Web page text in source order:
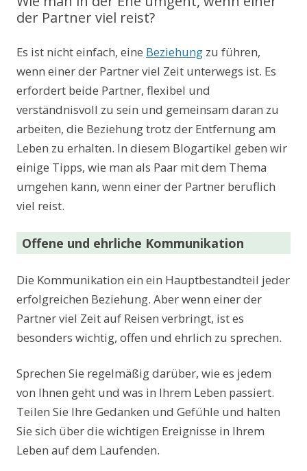
der Partner viel reist?
Es ist nicht einfach, eine Beziehung zu führen,
wenn einer der Partner viel Zeit unterwegs ist. Es
erfordert beide Partner, flexibel und
verständnisvoll zu sein und gemeinsam daran zu
arbeiten, die Beziehung trotz der Entfernung am
Leben zu erhalten. In diesem Blogartikel geben wir
einige Tipps, wie man als Paar mit dem Thema
umgehen kann, wenn einer der Partner beruflich
viel reist.
Offene und ehrliche Kommunikation
Die Kommunikation ein ein Hauptbestandteil jeder
erfolgreichen Beziehung. Aber wenn einer der
Partner viel Zeit auf Reisen verbringt, ist es
besonders wichtig, offen und ehrlich zu sprechen.
Sprechen Sie regelmäßig darüber, wie es jedem
von Ihnen geht und was in Ihrem Leben passiert.
Teilen Sie Ihre Gedanken und Gefühle und halten
Sie sich über die wichtigen Ereignisse in Ihrem
Leben auf dem Laufenden.